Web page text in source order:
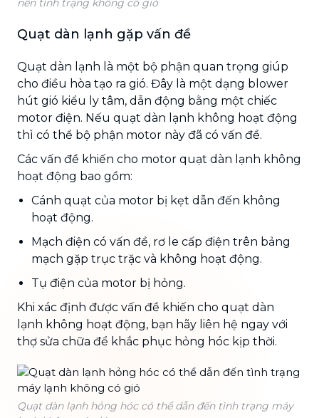
nên tình trạng không có gió
Quạt dàn lạnh gặp vấn đề
Quạt dàn lạnh là một bộ phận quan trọng giúp
cho điều hòa tạo ra gió. Đây là một dạng blower
hút gió kiểu ly tâm, dẫn động bằng một chiếc
motor điện. Nếu quạt dàn lạnh không hoạt động
thì có thể bộ phận motor này đã có vấn đề.
Các vấn đề khiến cho motor quạt dàn lạnh không
hoạt động bao gồm:
Cánh quạt của motor bị kẹt dẫn đến không
hoạt động.
Mạch điện có vấn đề, rơ le cấp điện trên bảng
mạch gặp trục trặc và không hoạt động.
Tụ điện của motor bị hỏng.
Khi xác định được vấn đề khiến cho quạt dàn
lạnh không hoạt động, bạn hãy liên hệ ngay với
thợ sửa chữa để khắc phục hỏng hóc kịp thời.
Quạt dàn lạnh hỏng hóc có thể dẫn đến tình trạng máy